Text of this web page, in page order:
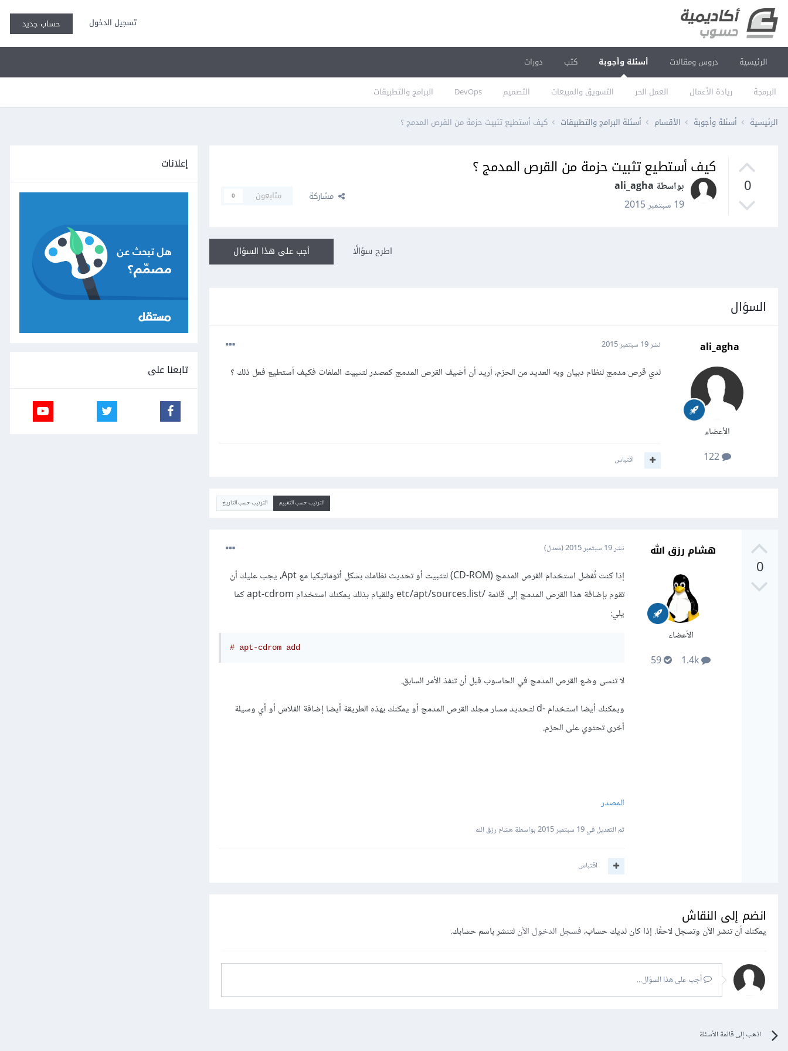
تسجيل الدخول حساب جديد
الرئيسية دروس ومقالات أسئلة وأجوبة
البرمجة ريادة الأعمال العمل الحر التسويق والمبيعات التصميم DevOps البرامج والتطبيقات
كتب دورات
الرئيسية أسئلة وأجوبة الأقسام أسئلة البرامج والتطبيقات كيف أستطيع تثبيت حزمة من القرص المدمج ؟
0
كيف أستطيع تثبيت حزمة من القرص المدمج ؟
بواسطة ali_agha
19 سبتمبر 2015
مشاركة متابعون 0
أجب على هذا السؤال اطرح سؤالًا
السؤال
ali_agha
الأعضاء
122
نشر19 سبتمبر 2015
لدي قرص مدمج لنظام دبيان وبه العديد من الحزم، أريد أن أضيف القرص المدمج كمصدر لتثبيت الملفات فكيف أستطيع فعل ذلك ؟
اقتباس
الترتيب حسب التقييم الترتيب حسب التاريخ
0
هشام رزق الله
الأعضاء
نشر19 سبتمبر 2015 (معدل)
إذا كنت تُفضل استخدام القرص المدمج (CD-ROM) لتثبيت أو تحديث نظامك بشكل أتوماتيكيا مع Apt، يجب عليك أن
تقوم بإضافة هذا القرص المدمج إلى قائمة /etc/apt/sources.list وللقيام بذلك يمكنك استخدام apt-cdrom كما
يلي:
# apt-cdrom add
لا تنسى وضع القرص المدمج في الحاسوب قبل أن تنفذ الأمر السابق.
ويمكنك أيضا استخدام -d لتحديد مسار مجلد القرص المدمج أو يمكنك بهذه الطريقة أيضا إضافة الفلاش أو أي وسيلة
أخرى تحتوي على الحزم.
المصدر
تم التعديل في19 سبتمبر 2015 بواسطة هشام رزق الله
اقتباس
انضم إلى النقاش
يمكنك أن تنشر الآن وتسجل لاحقًا. إذا كان لديك حساب،فسجل الدخول الآنلتنشر باسم حسابك.
أجب على هذا السؤال...
اذهب إلى قائمة الأسئلة
إعلانات
تابعنا على